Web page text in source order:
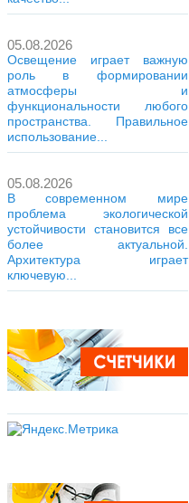
05.08.2026
Освещение играет важную
роль в формировании
атмосферы и
функциональности любого
пространства. Правильное
использование...
05.08.2026
В современном мире
проблема экологической
устойчивости становится все
более актуальной.
Архитектура играет
ключевую...